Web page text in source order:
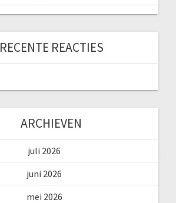
RECENTE REACTIES
ARCHIEVEN
juli 2026
juni 2026
mei 2026